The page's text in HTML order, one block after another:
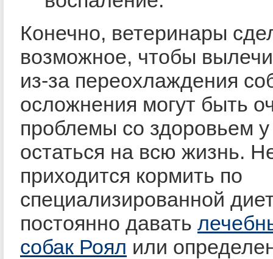
Конечно, ветеринары
возможное, чтобы
из-за переохлаждения
осложнения могут быть
проблемы со здоровьем
остаться на всю жизнь.
приходится кормить по
специализированной
постоянно давать
собак Роял или